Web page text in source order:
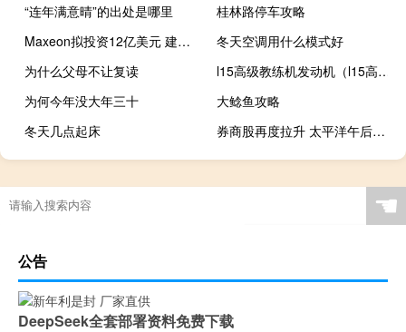
“连年满意晴”的出处是哪里
桂林路停车攻略
Maxeon拟投资12亿美元 建造美国最大太阳能电池厂
冬天空调用什么模式好
为什么父母不让复读
l15高级教练机发动机（l15高级教练机）
为何今年没大年三十
大鲶鱼攻略
冬天几点起床
券商股再度拉升 太平洋午后冲击涨停
☚
公告
DeepSeek全套部署资料免费下载